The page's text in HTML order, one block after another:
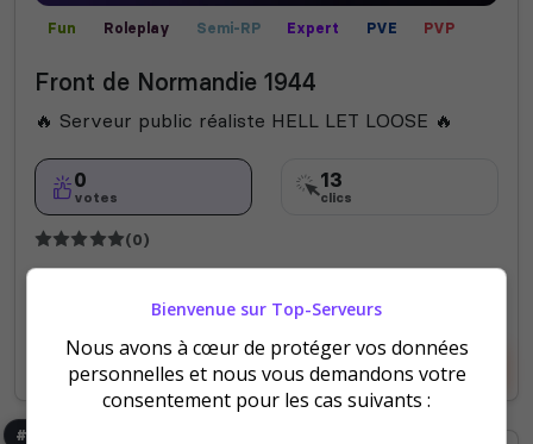
Fun Roleplay Semi-RP Expert PVE
PVP
Front de Normandie 1944
🔥 Serveur public réaliste HELL LET LOOSE 🔥
0
votes
13
clics
(0)
Voir le serveur Voter
#5
Bienvenue sur Top-Serveurs
Nous avons à cœur de protéger vos données
personnelles et nous vous demandons votre
consentement pour les cas suivants :